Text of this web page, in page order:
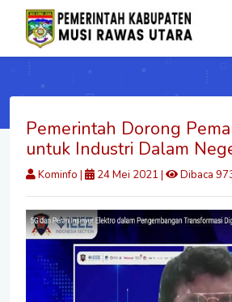
Pemerintah Dorong
untuk Industri Dalam
Kominfo | 24 Mei 2021 | Dibaca